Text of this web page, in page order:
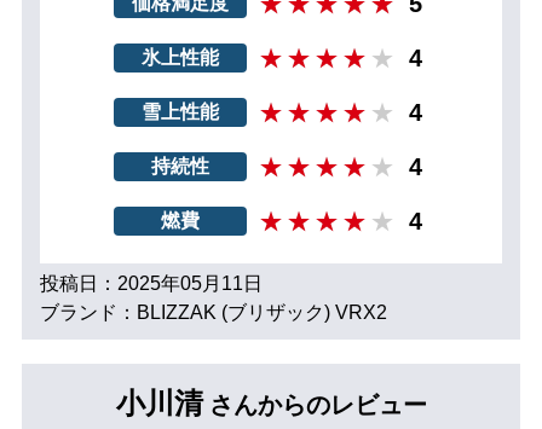
氷上性能 4
雪上性能 4
持続性 4
燃費 4
投稿日：2025年05月11日
ブランド：BLIZZAK (ブリザック) VRX2
小川清 さんからのレビュー